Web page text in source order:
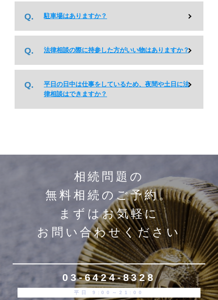
駐車場はありますか？
法律相談の際に持参した方がいい物はありますか？
平日の日中は仕事をしているため、夜間や土日に法
律相談はできますか？
相続問題の
無料相続のご予約。
まずはお気軽に
お問い合わせください
03-6424-8328
平日 9:00～21:00